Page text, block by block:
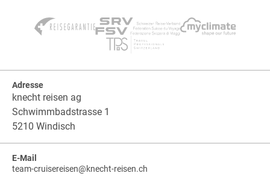
Adresse
knecht reisen ag
Schwimmbadstrasse 1
5210 Windisch
E-Mail
team-cruisereisen@knecht-reisen.ch